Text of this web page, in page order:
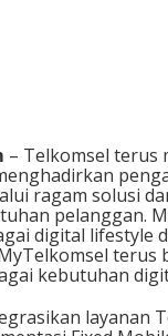
t
u
k
D
u
k
u
g
– Telkomsel terus
ragam solusi
pelanggan.
digital lifestyle
terus
kebutuhan
layanan